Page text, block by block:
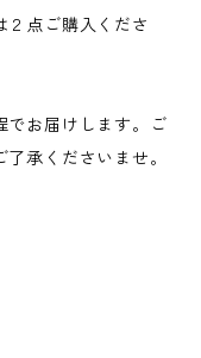
２点ご購入くださ
でお届けします。ご
承くださいませ。